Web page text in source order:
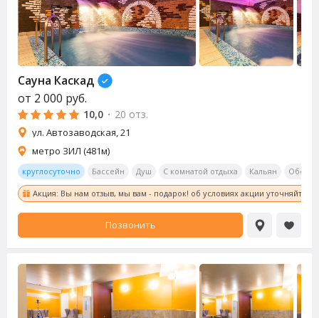
Сауна Каскад
от 2 000 руб.
10,0 · 20 отз.
ул. Автозаводская, 21
метро ЗИЛ (481м)
круглосуточно Бассейн Душ С комнатой отдыха Кальян
Акция: Вы нам отзыв, мы вам - подарок! об условиях акции уточняйте у
Позвонить